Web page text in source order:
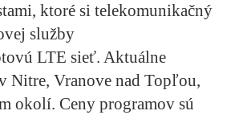
ktoré si telekomunikačný
služby
LTE sieť. Aktuálne
Vranove nad Topľou,
okolí. Ceny programov sú